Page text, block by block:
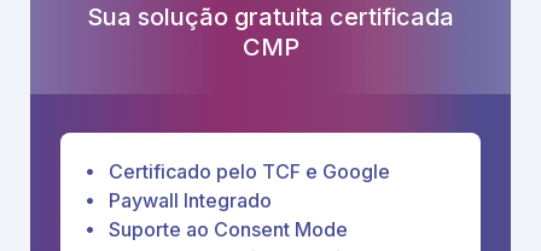
Sua solução gratuita certificada
CMP
Certificado pelo TCF e Google
Paywall Integrado
Suporte ao Consent Mode